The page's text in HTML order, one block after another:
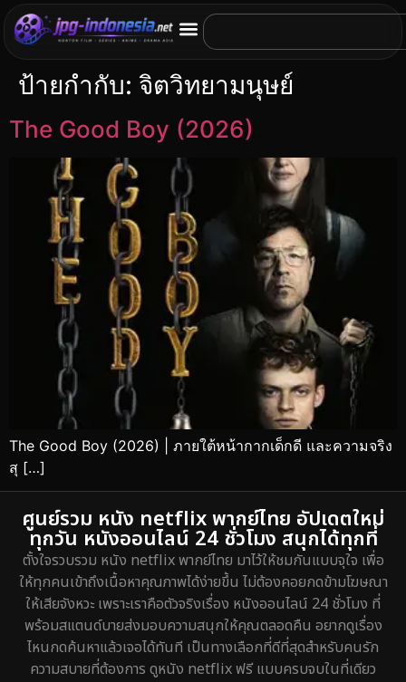
ป้ายกำกับ: จิตวิทยามนุษย์
The Good Boy (2026)
The Good Boy (2026) | ภายใต้หน้ากากเด็กดี และความจริง
สุ […]
ศูนย์รวม หนัง netflix พากย์ไทย อัปเดตใหม่
ทุกวัน หนังออนไลน์ 24 ชั่วโมง สนุกได้ทุกที่
ตั้งใจรวบรวม หนัง netflix พากย์ไทย มาไว้ให้ชมกันแบบจุใจ เพื่อ
ให้ทุกคนเข้าถึงเนื้อหาคุณภาพได้ง่ายขึ้น ไม่ต้องคอยกดข้ามโฆษณา
ให้เสียจังหวะ เพราะเราคือตัวจริงเรื่อง หนังออนไลน์ 24 ชั่วโมง ที่
พร้อมสแตนด์บายส่งมอบความสนุกให้คุณตลอดคืน อยากดูเรื่อง
ไหนกดค้นหาแล้วเจอได้ทันที เป็นทางเลือกที่ดีที่สุดสำหรับคนรัก
ความสบายที่ต้องการ ดูหนัง netflix ฟรี แบบครบจบในที่เดียว